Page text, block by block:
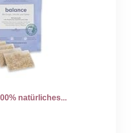
natürliches...